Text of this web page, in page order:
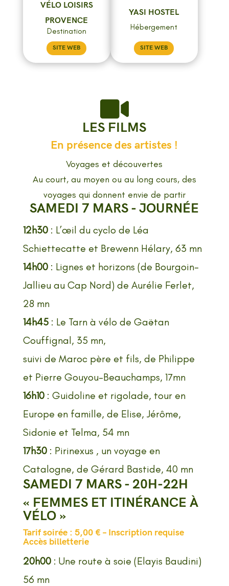
VÉLO LOISIRS
PROVENCE
Destination
SITE WEB
YASI HOSTEL
Hébergement
SITE WEB

LES FILMS
En présence des artistes !
Voyages et découvertes
Au court, au moyen ou au long cours, des
voyages qui donnent envie de partir
SAMEDI 7 MARS - JOURNÉE
12h30: L’œil du cyclo de Léa
Schiettecatte et Brewenn Hélary, 63 mn
14h00: Lignes et horizons (de Bourgoin-
Jallieu au Cap Nord) de Aurélie Ferlet,
28 mn
14h45: Le Tarn à vélo de Gaëtan
Couffignal, 35 mn,
suivi de Maroc père et fils, de Philippe
et Pierre Gouyou-Beauchamps, 17mn
16h10: Guidoline et rigolade, tour en
Europe en famille, de Elise, Jérôme,
Sidonie et Telma, 54 mn
17h30: Pirinexus , un voyage en
Catalogne, de Gérard Bastide, 40 mn
SAMEDI 7 MARS - 20H-22H
« FEMMES ET ITINÉRANCE À
VÉLO »
Tarif soirée : 5,00 € – Inscription requise
Accès billetterie
20h00: Une route à soie (Elayis Baudini)
56 mn